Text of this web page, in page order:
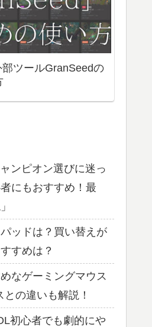
！基礎知識編 ジャン
ツールGranSeedの